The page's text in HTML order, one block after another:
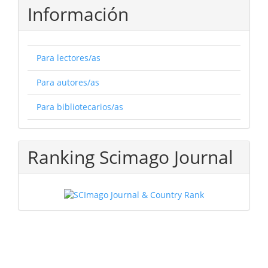
Información
Para lectores/as
Para autores/as
Para bibliotecarios/as
Ranking Scimago Journal